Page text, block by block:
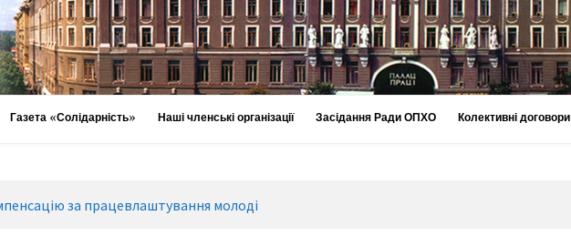
Газета «Солідарність» Наші членські організації Засідання Ради ОПХО Колективні договори
за працевлаштування молоді